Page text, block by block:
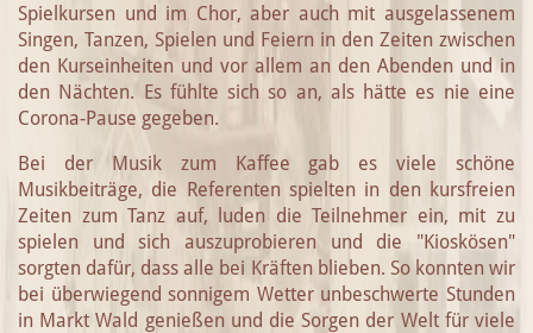
Spielkursen und im Chor, aber auch mit ausgelassenem
Singen, Tanzen, Spielen und Feiern in den Zeiten zwischen
den Kurseinheiten und vor allem an den Abenden und in
den Nächten. Es fühlte sich so an, als hätte es nie eine
Corona-Pause gegeben.
Bei der Musik zum Kaffee gab es viele schöne
Musikbeiträge, die Referenten spielten in den kursfreien
Zeiten zum Tanz auf, luden die Teilnehmer ein, mit zu
spielen und sich auszuprobieren und die "Kioskösen"
sorgten dafür, dass alle bei Kräften blieben. So konnten wir
bei überwiegend sonnigem Wetter unbeschwerte Stunden
in Markt Wald genießen und die Sorgen der Welt für viele